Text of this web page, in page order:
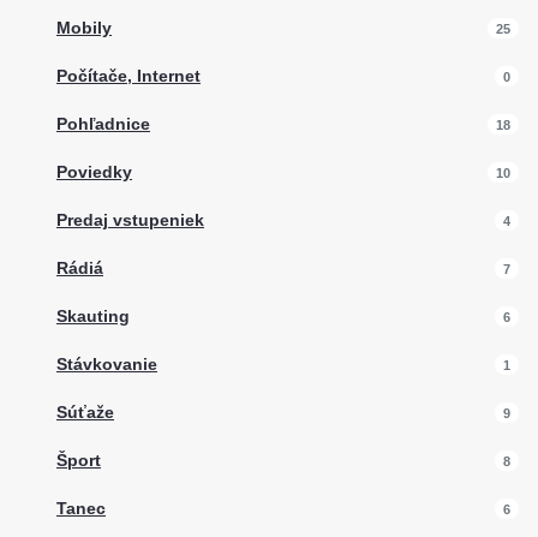
Mobily 25
Počítače, Internet 0
Pohľadnice 18
Poviedky 10
Predaj vstupeniek 4
Rádiá 7
Skauting 6
Stávkovanie 1
Súťaže 9
Šport 8
Tanec 6